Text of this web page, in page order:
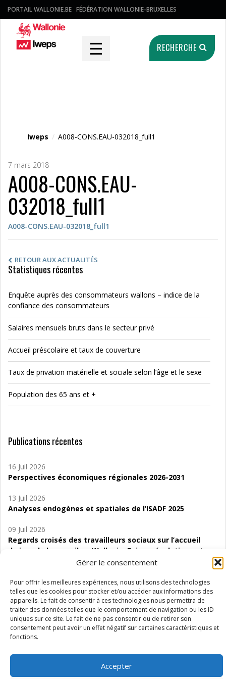
Gérer le consentement
Pour offrir les meilleures expériences, nous utilisons des technologies
telles que les cookies pour stocker et/ou accéder aux informations des
appareils. Le fait de consentir à ces technologies nous permettra de
traiter des données telles que le comportement de navigation ou les ID
uniques sur ce site. Le fait de ne pas consentir ou de retirer son
consentement peut avoir un effet négatif sur certaines caractéristiques et
fonctions.
Accepter
PORTAIL WALLONIE.BE FÉDÉRATION WALLONIE-BRUXELLES
☰ RECHERCHE
Iweps / A008-CONS.EAU-032018_full1
7 mars 2018
A008-CONS.EAU-
032018_full1
A008-CONS.EAU-032018_full1
RETOUR AUX ACTUALITÉS
Statistiques récentes
Enquête auprès des consommateurs wallons – indice de la
confiance des consommateurs
Salaires mensuels bruts dans le secteur privé
Accueil préscolaire et taux de couverture
Taux de privation matérielle et sociale selon l’âge et le sexe
Population des 65 ans et +
Publications récentes
16 Juil 2026
Perspectives économiques régionales 2026-2031
13 Juil 2026
Analyses endogènes et spatiales de l’ISADF 2025
09 Juil 2026
Regards croisés des travailleurs sociaux sur l’accueil
de jour de bas seuil en Wallonie. Enjeux, évolutions et
06 Juil 2026
Étude d’évaluabilité des Structures
d’accompagnement à l’autocréation d’emploi (SAACE)
01 Juil 2026
Pénurie du personnel infirmier :quels indicateurs
Wallonie ?